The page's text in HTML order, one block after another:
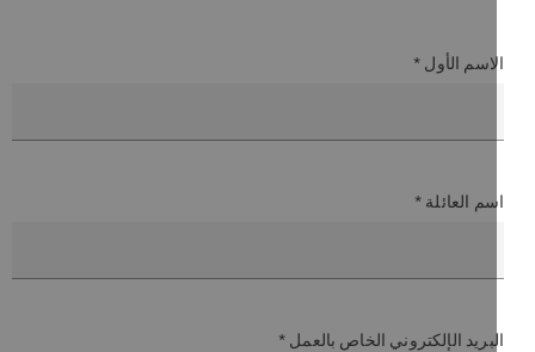
الأول *
العائلة *
الإلكتروني الخاص بالعمل *